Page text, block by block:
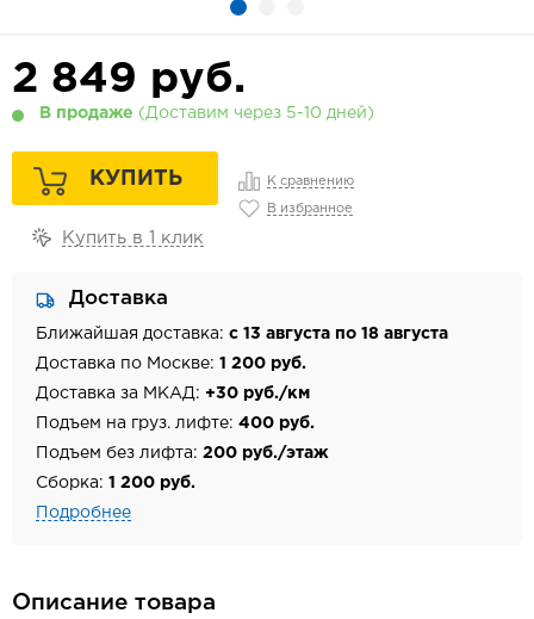
2 849 руб.
В продаже (Доставим через 5-10 дней)
КУПИТЬ К сравнению
В избранное
Купить в 1 клик
Доставка
Ближайшая доставка: с 13 августа по 18 августа
Доставка по Москве: 1 200 руб.
Доставка за МКАД: +30 руб./км
Подъем на груз. лифте: 400 руб.
Подъем без лифта: 200 руб./этаж
Сборка: 1 200 руб.
Подробнее
Описание товара